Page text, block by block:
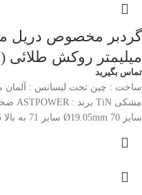
میلیمتر روکش طلائی (TIN) AST POWER
تماس بگیرید
سایز 70 Ø19.05mm سایز 71 به بالا Ø31.75